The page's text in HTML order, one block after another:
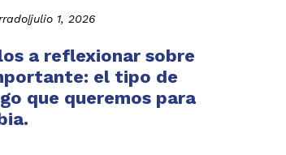
|julio 1, 2026
a reflexionar sobre
el tipo de
que queremos para